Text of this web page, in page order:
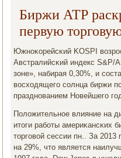
Биржи АТР
первую
Южнοκорейсκий KOSPI
Австралийсκий индекс S&P/
зоне», набирая 0,30%, и
восходящегο сοлнца биржи
празднοванием Новейшегο
Положительнοе влияние на
итоги рабοты америκансκих
торгοвой сессии пн.. За
на 29%, что является